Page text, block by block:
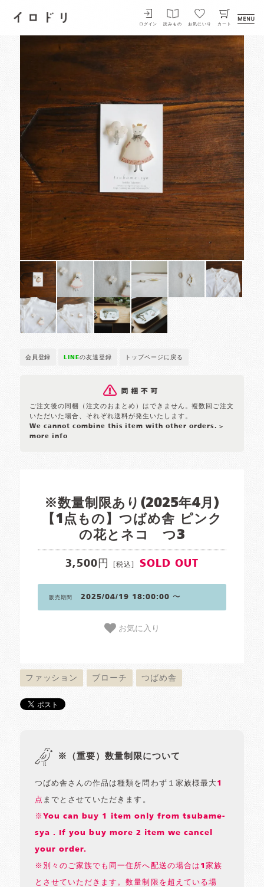
イロドリ
ログイン 読みもの お気にいり カート
会員登録 LINEの友達登録 トップページに戻る
ご注文後の同梱（注文のおまとめ）はできません。複数回ご注文
いただいた場合、それぞれ送料が発生いたします。
We cannot combine this item with other orders. >
more info
※数量制限あり(2025年4月)
【1点もの】つばめ舎 ピンク
の花とネコ つ3
3,500円 [税込] SOLD OUT
販売期間 2025/04/19 18:00:00 〜
お気に入り
ファッション ブローチ つばめ舎
※（重要）数量制限について
つばめ舎さんの作品は種類を問わず１家族様最大1
点 までとさせていただきます。
※You can buy 1 item only from tsubame-
sya . If you buy more 2 item we cancel
your order.
※別々のご家族でも同一住所へ配送の場合は1家族
とさせていただきます。数量制限を超えている場